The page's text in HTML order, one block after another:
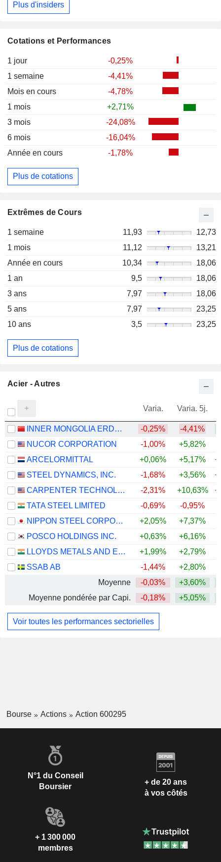
Cotations et Performances
1 jour
-0,25%
1 semaine
-4,41%
Mois en cours
-4,78%
1 mois
+2,71%
3 mois
-24,08%
6 mois
-16,04%
Année en cours
-1,78%
Plus de cotations
Extrêmes de Cours
1 semaine 11,93
12,73
1 mois
11,12
13,21
Année en cours
10,34
18,06
1 an
9,5
18,06
3 ans
7,97
18,06
5 ans
7,97
23,25
10 ans
3,5 23,25
Plus de cotations
Plus d'insiders
Acier - Autres
Varia. Varia. 5j.
INNER MONGOLIA ERDOS RESOURCES CO.,LTD. -0,25% -4,41%
NUCOR CORPORATION
-1,00% +5,82%
ARCELORMITTAL
+0,06% +5,17%
STEEL DYNAMICS, INC.
-1,68% +3,56%
CARPENTER TECHNOLOGY CORPORATION
-2,31% +10,63%
TATA STEEL LIMITED
-0,69% -0,95%
NIPPON STEEL CORPORATION
+2,05% +7,37%
POSCO HOLDINGS INC.
+0,63% +6,16%
LLOYDS METALS AND ENERGY LIMITED
+1,99% +2,79%
SSAB AB
-1,44% +2,80%
Moyenne
-0,03% +3,60%
Moyenne pondérée par Capi.
-0,18% +5,05%
Voir toutes les performances sectorielles
Bourse Actions Action 600295
N°1 du Conseil
Boursier
+ de 20 ans
à vos côtés
+ 1 300 000
membres